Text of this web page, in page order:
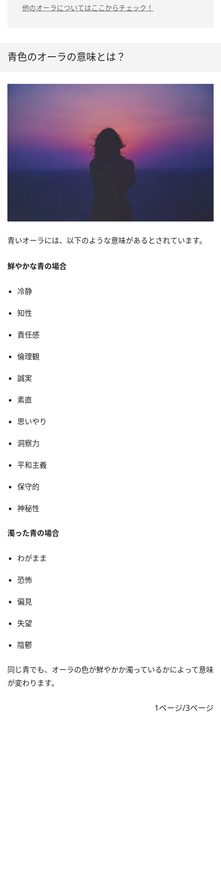
他のオーラについてはここからチェック！
青色のオーラの意味とは？
青いオーラには、以下のような意味があるとされています。
鮮やかな青の場合
冷静
知性
責任感
倫理観
誠実
素直
思いやり
洞察力
平和主義
保守的
神秘性
濁った青の場合
わがまま
恐怖
偏見
失望
陰鬱
同じ青でも、オーラの色が鮮やかか濁っているかによって意味
が変わります。
1ページ/3ページ